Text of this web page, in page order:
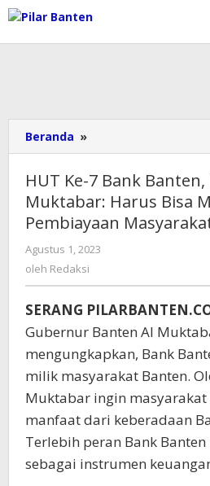
Lewati
ke
konten
Beranda »
Ke-
Bank
Banten,
Pj
Al
Harus
Bisa
Menjadi
Basis
Pembiayaan
Masyarakat
HUT Ke-7 Bank
Muktabar: Harus Bisa
Pembiayaan
Agustus 1, 2023
oleh Redaksi
SERANG
Gubernur Banten Al
mengungkapkan, Bank
milik masyarakat Banten.
Muktabar ingin masyarakat
manfaat dari keberadaan
Terlebih peran Bank
sebagai instrumen